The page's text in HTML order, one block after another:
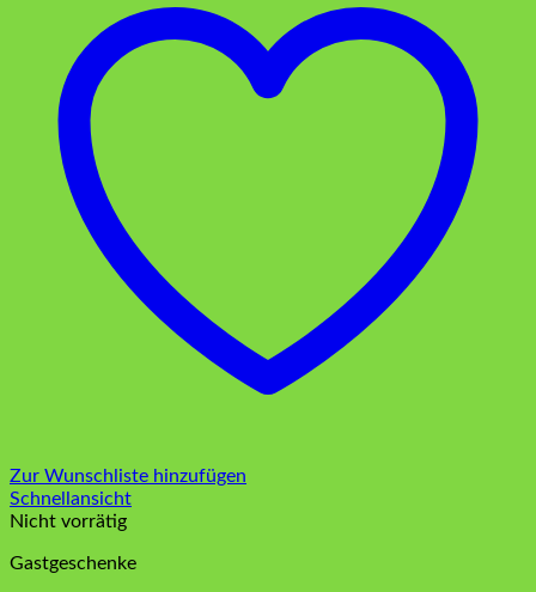
Zur Wunschliste hinzufügen
Schnellansicht
Nicht vorrätig
Gastgeschenke